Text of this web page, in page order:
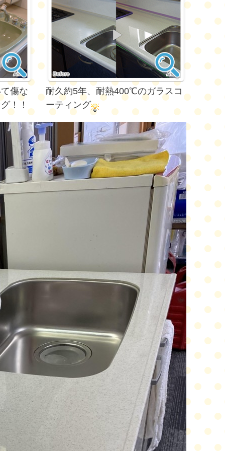
傷な
！！
耐久約5年、耐熱400℃のガラスコ
ーティング